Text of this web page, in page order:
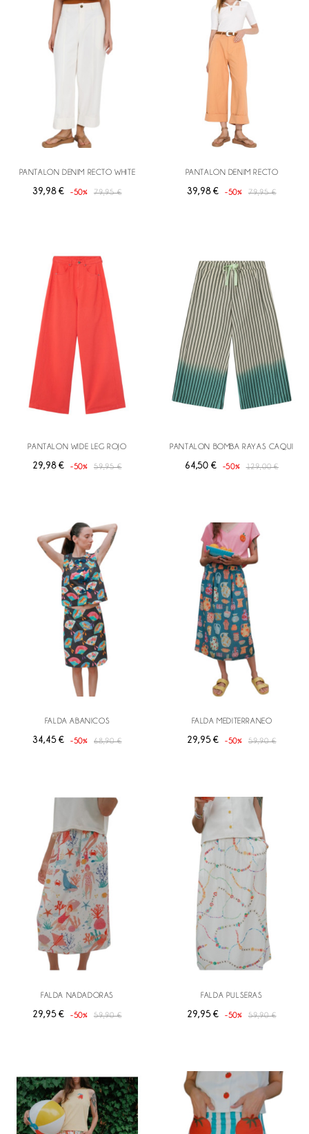
PANTALON DENIM RECTO WHITE
39,98 € -50% 79,95 €
PANTALON DENIM RECTO
39,98 € -50% 79,95 €
PANTALON WIDE LEG ROJO
29,98 € -50% 59,95 €
PANTALON BOMBA RAYAS CAQUI
64,50 € -50% 129,00 €
FALDA ABANICOS
34,45 € -50% 68,90 €
FALDA MEDITERRANEO
29,95 € -50% 59,90 €
FALDA NADADORAS
29,95 € -50% 59,90 €
FALDA PULSERAS
29,95 € -50% 59,90 €